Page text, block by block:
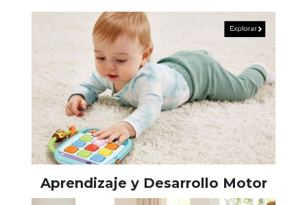
Aprendizaje y Desarrollo Motor